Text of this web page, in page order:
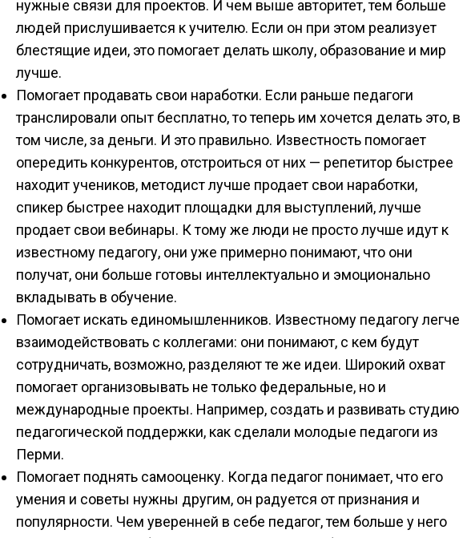
нужные связи для проектов. И чем выше авторитет, тем больше
людей прислушивается к учителю. Если он при этом реализует
блестящие идеи, это помогает делать школу, образование и мир
лучше.
Помогает продавать свои наработки. Если раньше педагоги
транслировали опыт бесплатно, то теперь им хочется делать это, в
том числе, за деньги. И это правильно. Известность помогает
опередить конкурентов, отстроиться от них — репетитор быстрее
находит учеников, методист лучше продает свои наработки,
спикер быстрее находит площадки для выступлений, лучше
продает свои вебинары. К тому же люди не просто лучше идут к
известному педагогу, они уже примерно понимают, что они
получат, они больше готовы интеллектуально и эмоционально
вкладывать в обучение.
Помогает искать единомышленников. Известному педагогу легче
взаимодействовать с коллегами: они понимают, с кем будут
сотрудничать, возможно, разделяют те же идеи. Широкий охват
помогает организовывать не только федеральные, но и
международные проекты. Например, создать и развивать студию
педагогической поддержки, как сделали молодые педагоги из
Перми.
Помогает поднять самооценку. Когда педагог понимает, что его
умения и советы нужны другим, он радуется от признания и
популярности. Чем уверенней в себе педагог, тем больше у него